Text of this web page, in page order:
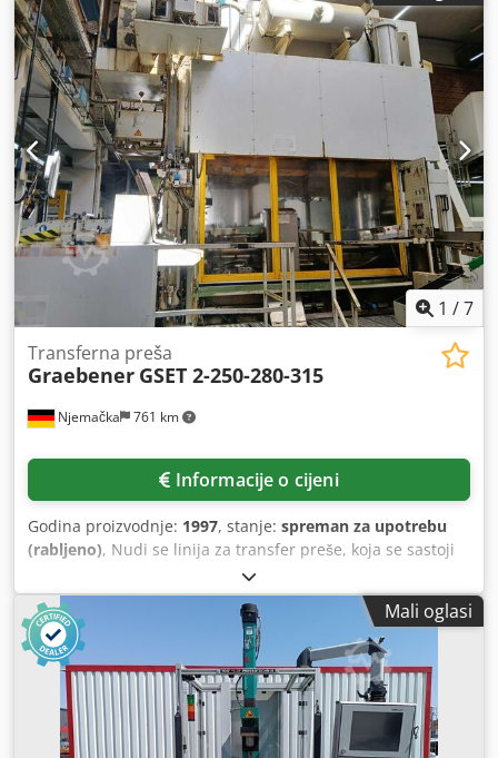
alat (blok matrice/prizma) nedostaje. Moguća je inspekcija
na licu mjesta. Csdpjzrn H Hsfx Apterf
1 /7
Njemačka 761 km
Transferna preša
Graebener GSET 2-250-280-315
Informacije o cijeni
Godina proizvodnje: 1997, stanje: spreman za upotrebu
(rabljeno), Nudi se linija za transfer preše, koja se sastoji
od transfer preše s dva stupa, marke Gräbener, uključujući
uređaj za dovod materijala i kombinaciju uređaja za
odmotavanje i ispravljanje materijala tvrtke Fecker, s
uređajem za dovod trake. 1) Transfer preša s dva stupa,
Gräbener GSET 2-250-280-315, godina proizvodnje: 1997,
stanje: spremna za rad, nominalna snaga: 2500 kN,
nominalni hod: 5 mm, nominalna radna energija: 45 kJ,
hod klipa: 315 mm, maksimalni broj hodova: 50
Mali oglasi